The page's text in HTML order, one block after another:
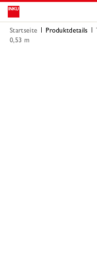
Startseite Produktdetails
0,53 m